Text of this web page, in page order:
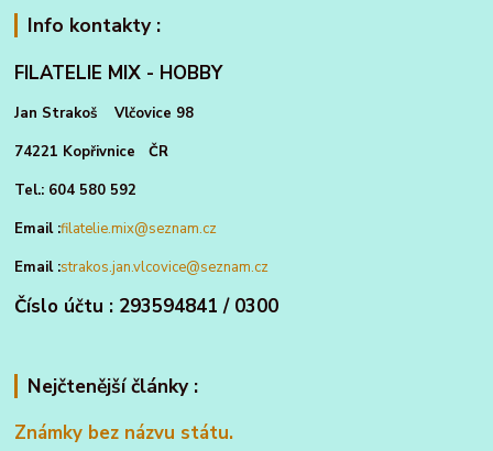
Info kontakty :
FILATELIE MIX - HOBBY
Jan Strakoš Vlčovice 98
74221 Kopřivnice ČR
Tel.: 604 580 592
Email :filatelie.mix@seznam.cz
Email :strakos.jan.vlcovice@seznam.cz
Číslo účtu : 293594841 / 0300
Nejčtenější články :
Známky bez názvu státu.